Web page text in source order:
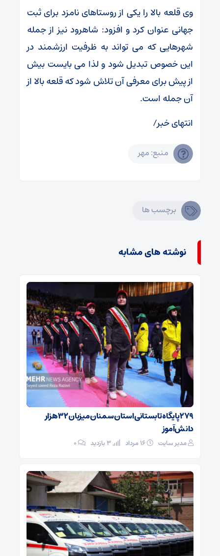
وی قلعه بالا را یکی از روستاهای نامزد برای ثبت
جهانی عنوان کرد و افزود: شاهرود نیز از جمله
شهرهایی که می تواند به ظرفیت ارزشمند در
این خصوص تبدیل شود و لذا می بایست بیش
از پیش برای معرفی آن تلاش شود که قلعه بالا از
آن جمله است.
انتهای خبر/
منبع: مهر
برچسب ها
نوشته های مشابه
۲۷۹ پایگاه تابستانی استان سمنان میزبان ۳۲ هزار
دانش‌آموز
مدیر سایت ۰